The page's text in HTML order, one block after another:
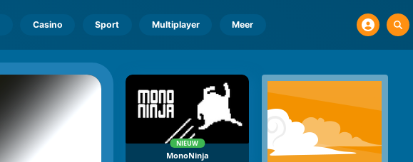
Casino Sport Multiplayer Meer
NIEUW
MonoNinja